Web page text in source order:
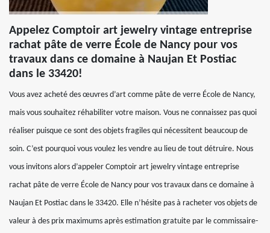
Appelez Comptoir art jewelry vintage entreprise
rachat pâte de verre École de Nancy pour vos
travaux dans ce domaine à Naujan Et Postiac
dans le 33420!
Vous avez acheté des œuvres d’art comme pâte de verre École de Nancy,
mais vous souhaitez réhabiliter votre maison. Vous ne connaissez pas quoi
réaliser puisque ce sont des objets fragiles qui nécessitent beaucoup de
soin. C’est pourquoi vous voulez les vendre au lieu de tout détruire. Nous
vous invitons alors d’appeler Comptoir art jewelry vintage entreprise
rachat pâte de verre École de Nancy pour vos travaux dans ce domaine à
Naujan Et Postiac dans le 33420. Elle n’hésite pas à racheter vos objets de
valeur à des prix maximums après estimation gratuite par le commissaire-